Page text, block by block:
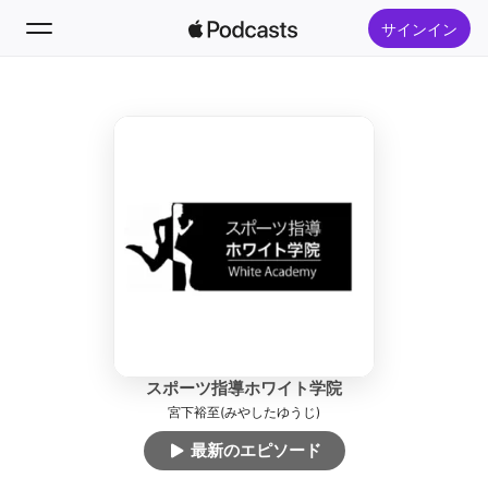
サインイン
トップランキング
スポーツ指導ホワイト学院
宮下裕至(みやしたゆうじ)
最新のエピソード